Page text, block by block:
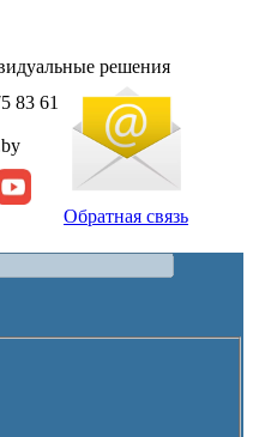
решения
83 61
Обратная связь